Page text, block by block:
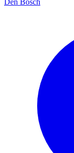
Den Bosch